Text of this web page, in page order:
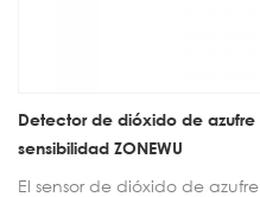
Detector de dióxido de azufre
sensibilidad ZONEWU
El sensor de dióxido de